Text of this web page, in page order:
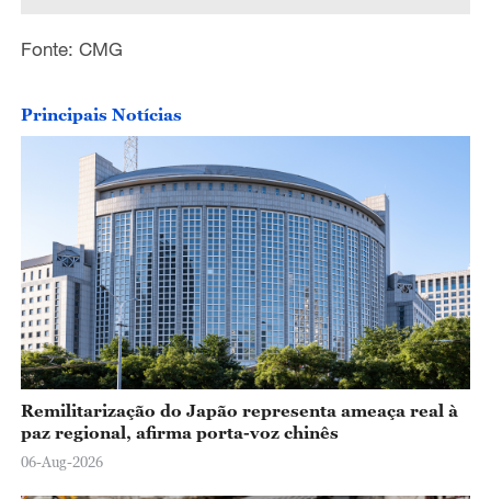
Fonte: CMG
Principais Notícias
Remilitarização do Japão representa ameaça real à
paz regional, afirma porta-voz chinês
06-Aug-2026